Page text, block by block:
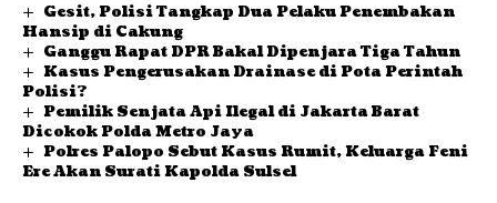
Gesit, Polisi Tangkap Dua Pelaku Penembakan
Hansip di Cakung
Ganggu Rapat DPR Bakal Dipenjara Tiga Tahun
Kasus Pengerusakan Drainase di Pota Perintah
Polisi?
Pemilik Senjata Api Ilegal di Jakarta Barat
Dicokok Polda Metro Jaya
Polres Palopo Sebut Kasus Rumit, Keluarga Feni
Ere Akan Surati Kapolda Sulsel